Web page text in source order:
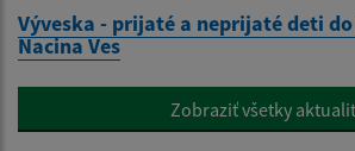
Výveska - prijaté a neprijaté deti
Nacina Ves
Zobraziť všetky